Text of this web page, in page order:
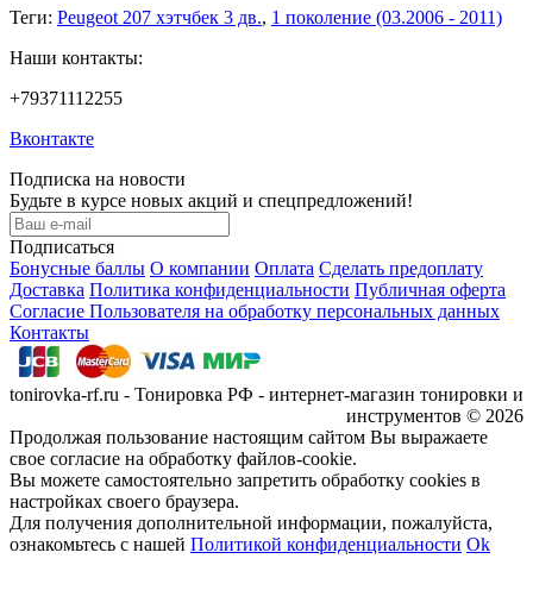
Теги: Peugeot 207 хэтчбек 3 дв., 1 поколение (03.2006 - 2011)
Наши контакты:
+79371112255
Вконтакте
Подписка на новости
Будьте в курсе новых акций и спецпредложений!
Подписаться
Бонусные баллы О компании Оплата Сделать предоплату
Доставка Политика конфиденциальности Публичная оферта
Согласие Пользователя на обработку персональных данных
Контакты
tonirovka-rf.ru - Тонировка РФ - интернет-магазин тонировки и
инструментов © 2026
Продолжая пользование настоящим сайтом Вы выражаете
свое согласие на обработку файлов-cookie.
Вы можете самостоятельно запретить обработку cookies в
настройках своего браузера.
Для получения дополнительной информации, пожалуйста,
ознакомьтесь с нашей Политикой конфиденциальности Ok